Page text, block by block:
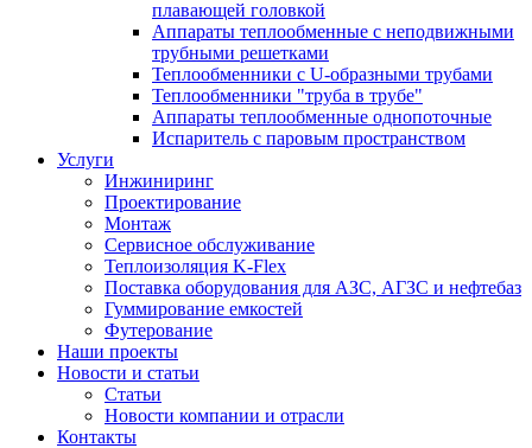
плавающей головкой
Аппараты теплообменные с неподвижными
трубными решетками
Теплообменники с U-образными трубами
Теплообменники "труба в трубе"
Аппараты теплообменные однопоточные
Испаритель с паровым пространством
Услуги
Инжиниринг
Проектирование
Монтаж
Сервисное обслуживание
Теплоизоляция K-Flex
Поставка оборудования для АЗС, АГЗС и нефтебаз
Гуммирование емкостей
Футерование
Наши проекты
Новости и статьи
Статьи
Новости компании и отрасли
Контакты